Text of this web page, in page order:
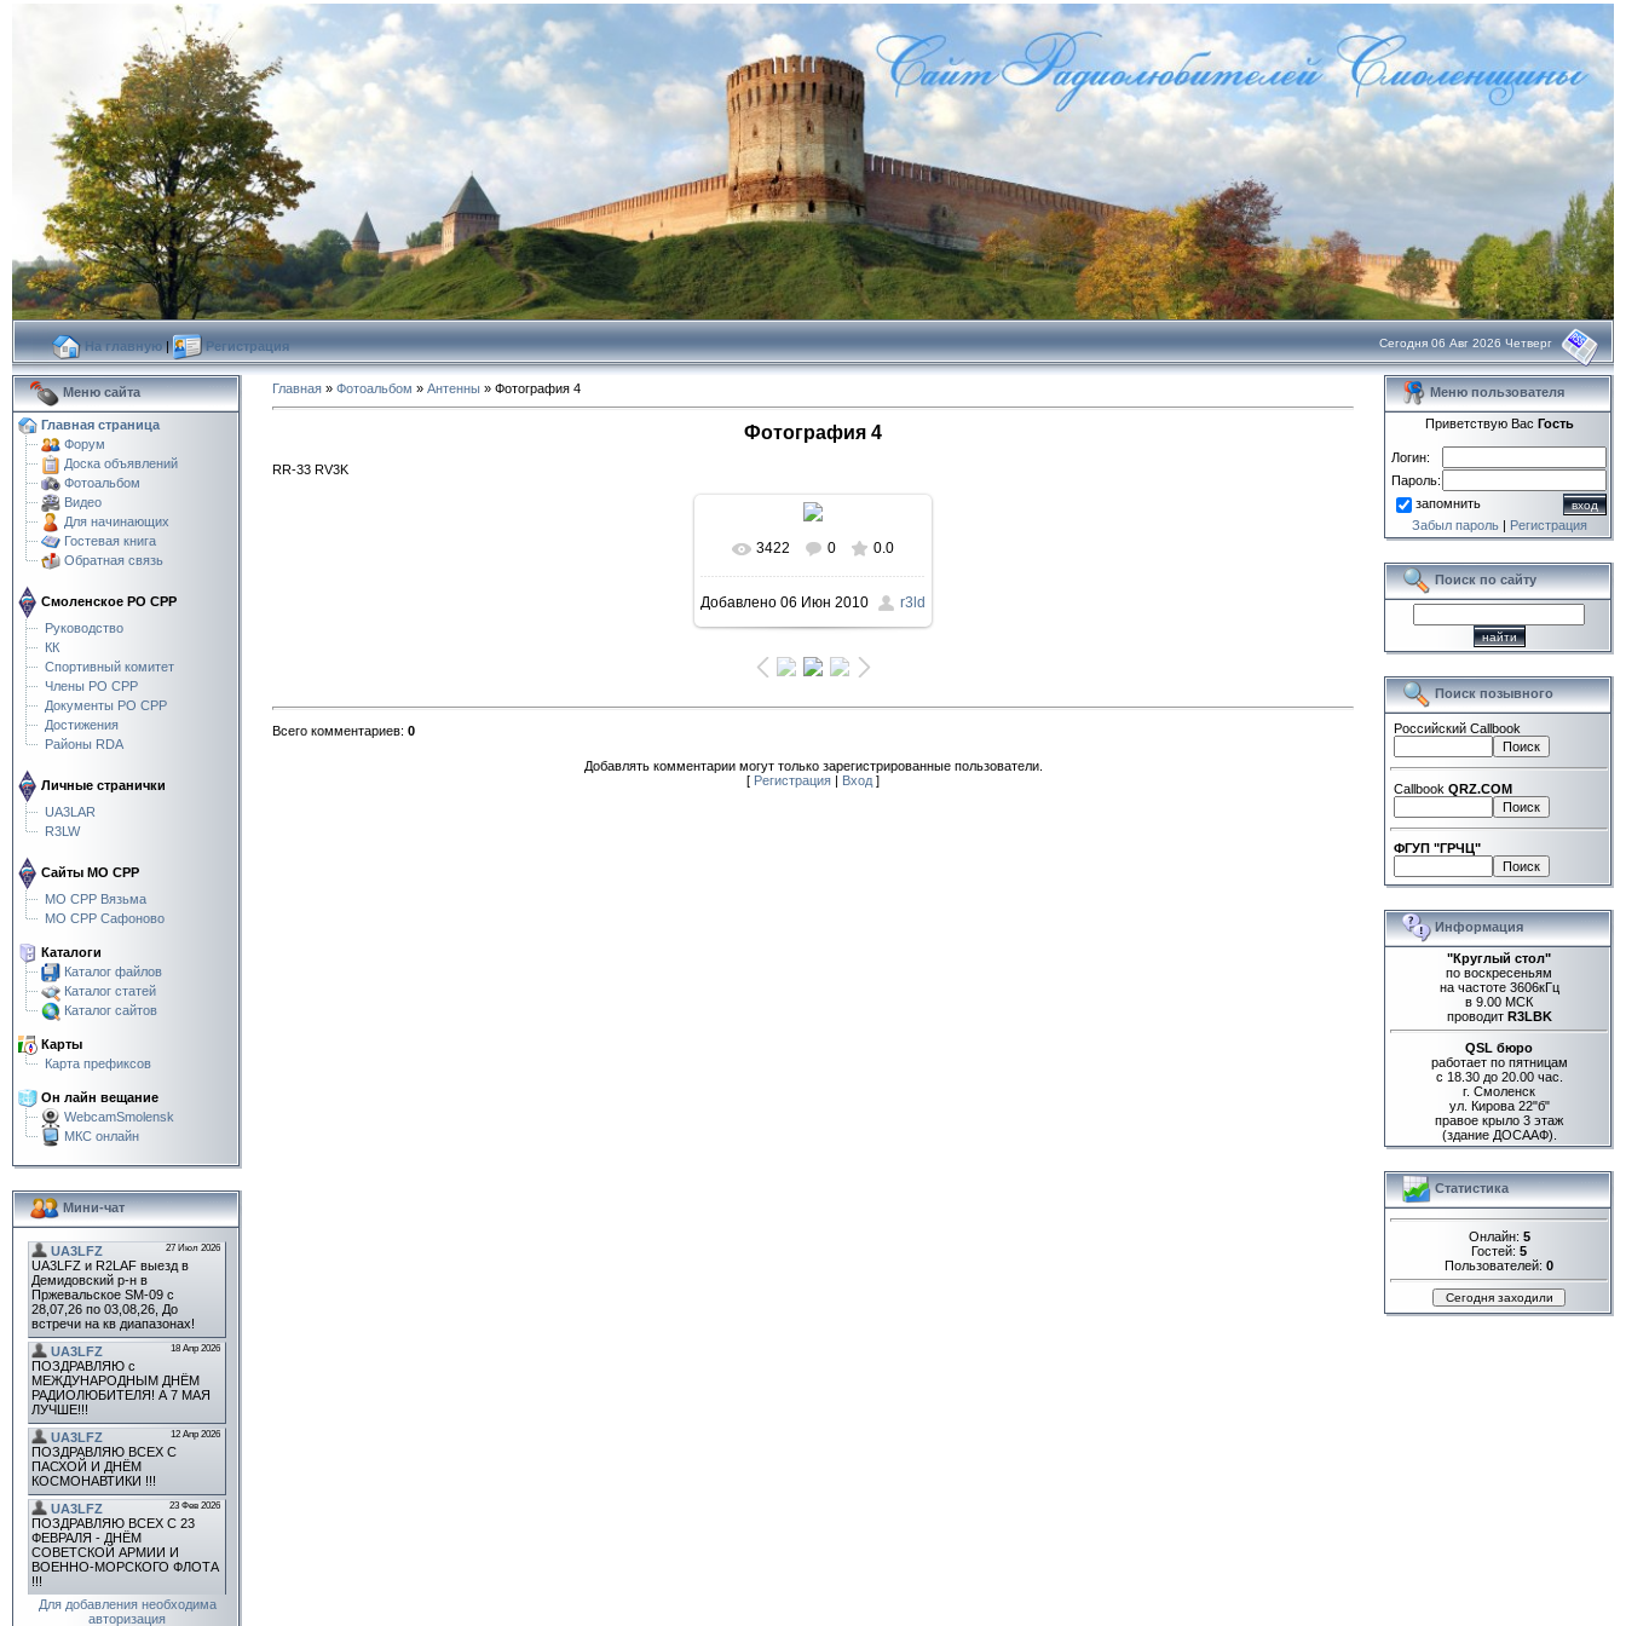
На главную| Регистрация Сегодня 06 Авг 2026 Четверг
Меню сайта
Главная страница
Форум
Доска объявлений
Фотоальбом
Видео
Для начинающих
Гостевая книга
Обратная связь
Смоленское РО СРР
Руководство
КК
Спортивный комитет
Члены РО СРР
Документы РО СРР
Достижения
Районы RDA
Личные странички
UA3LAR
R3LW
Сайты МО СРР
МО СРР Вязьма
МО СРР Сафоново
Каталоги
Каталог файлов
Каталог статей
Каталог сайтов
Карты
Карта префиксов
Он лайн вещание
WebcamSmolensk
МКС онлайн
Мини-чат
Для добавления необходима
авторизация
Главная » Фотоальбом » Антенны » Фотография 4
Фотография 4
RR-33 RV3K
3422 0 0.0
Добавлено 06 Июн 2010 r3ld
Всего комментариев: 0
Добавлять комментарии могут только зарегистрированные пользователи.
[ Регистрация Вход]
Меню пользователя
Приветствую Вас Гость
Логин:
Пароль:
запомнить
Забыл пароль| Регистрация
Поиск по сайту
Поиск позывного
Российский Callbook
Callbook QRZ.COM
ФГУП "ГРЧЦ"
Информация
"Круглый стол"
по воскресеньям
на частоте 3606кГц
в 9.00 МСК
проводит R3LBK
QSL бюро
работает по пятницам
с 18.30 до 20.00 час.
г. Смоленск
ул. Кирова 22"б"
правое крыло 3 этаж
(здание ДОСААФ).
Статистика
Онлайн: 5
Гостей: 5
Пользователей: 0